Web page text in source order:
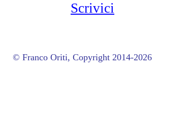
Scrivici
© Franco Oriti, Copyright 2014-2026